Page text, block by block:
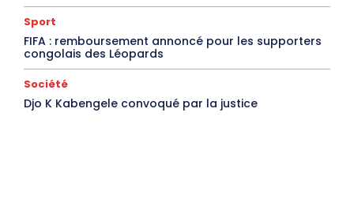
Sport
FIFA : remboursement annoncé pour les supporters
congolais des Léopards
Société
Djo K Kabengele convoqué par la justice